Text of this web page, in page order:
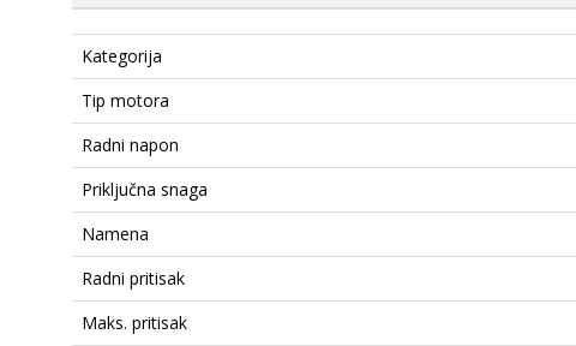
Kategorija
Tip motora
Radni napon
Priključna snaga
Namena
Radni pritisak
Maks. pritisak